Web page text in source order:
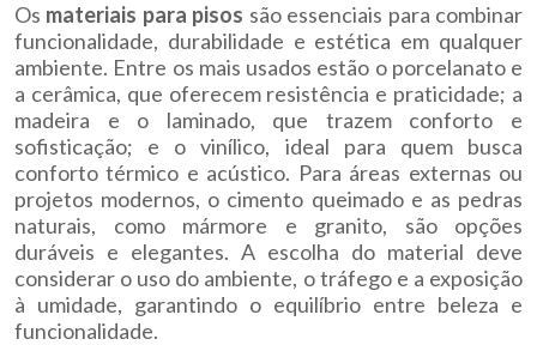
Os materiais para pisos são essenciais para combinar
funcionalidade, durabilidade e estética em qualquer
ambiente. Entre os mais usados estão o porcelanato e
a cerâmica, que oferecem resistência e praticidade; a
madeira e o laminado, que trazem conforto e
sofisticação; e o vinílico, ideal para quem busca
conforto térmico e acústico. Para áreas externas ou
projetos modernos, o cimento queimado e as pedras
naturais, como mármore e granito, são opções
duráveis e elegantes. A escolha do material deve
considerar o uso do ambiente, o tráfego e a exposição
à umidade, garantindo o equilíbrio entre beleza e
funcionalidade.